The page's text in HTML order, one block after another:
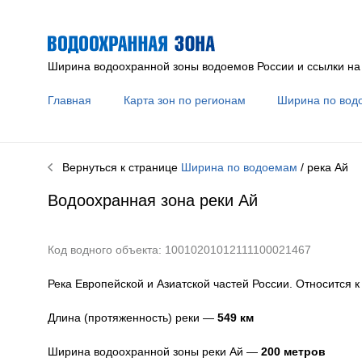
Ширина водоохранной зоны водоемов России и ссылки
Главная Карта зон по регионам Ширина по
Вернуться к странице Ширина по водоемам / рекаАй
Водоохранная зона реки Ай
Код водного объекта: 10010201012111100021467
Река Европейской и Азиатской частей России. Относится
Длина (протяженность) реки — 549км
Ширина водоохранной зоны реки Ай — 200 метров